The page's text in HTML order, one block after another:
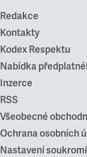
Redakce
Kontakty
Kodex Respektu
Nabídka
Inzerce
RSS
Všeobecné
Ochrana osobních
Nastavení soukromí